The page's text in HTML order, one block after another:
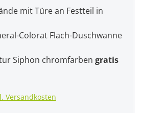
Versandkosten
mit Türe an Festteil in
Colorat Flach-Duschwanne
Siphon chromfarbengratis